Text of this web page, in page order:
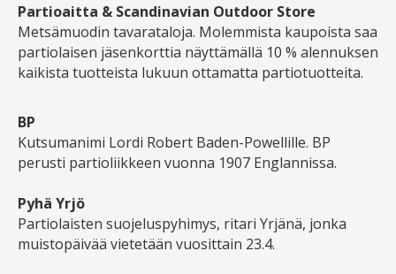
Partioaitta & Scandinavian Outdoor Store
Metsämuodin tavarataloja. Molemmista kaupoista saa
partiolaisen jäsenkorttia näyttämällä 10 % alennuksen
kaikista tuotteista lukuun ottamatta partiotuotteita.
BP
Kutsumanimi Lordi Robert Baden-Powellille. BP
perusti partioliikkeen vuonna 1907 Englannissa.
Pyhä Yrjö
Partiolaisten suojeluspyhimys, ritari Yrjänä, jonka
muistopäivää vietetään vuosittain 23.4.